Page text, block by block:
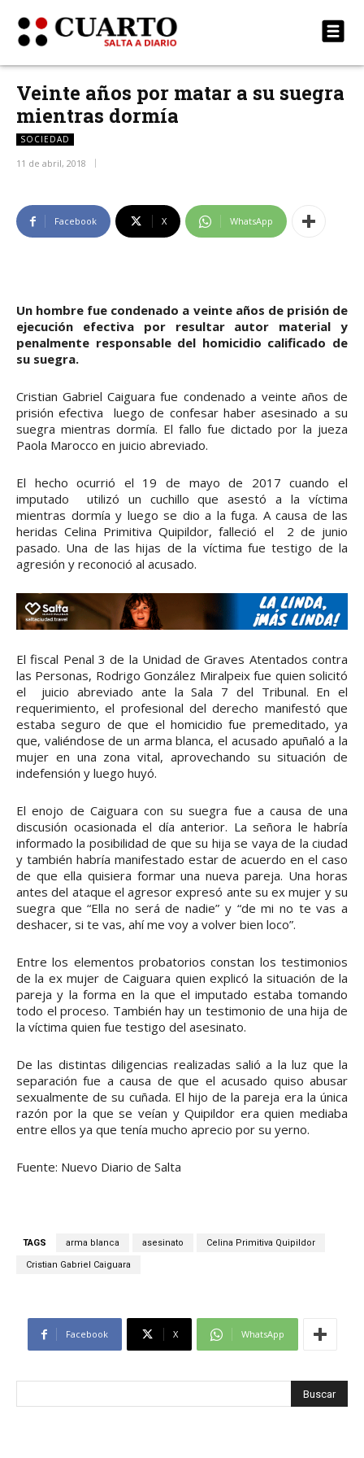
Veinte años por matar a su suegra
mientras dormía
SOCIEDAD
11 de abril, 2018
Facebook X WhatsApp
Un hombre fue condenado a veinte años de prisión de
ejecución efectiva por resultar autor material y
penalmente responsable del homicidio calificado de
su suegra.
Cristian Gabriel Caiguara fue condenado a veinte años de
prisión efectiva luego de confesar haber asesinado a su
suegra mientras dormía. El fallo fue dictado por la jueza
Paola Marocco en juicio abreviado.
El hecho ocurrió el 19 de mayo de 2017 cuando el
imputado utilizó un cuchillo que asestó a la víctima
mientras dormía y luego se dio a la fuga. A causa de las
heridas Celina Primitiva Quipildor, falleció el 2 de junio
pasado. Una de las hijas de la víctima fue testigo de la
agresión y reconoció al acusado.
El fiscal Penal 3 de la Unidad de Graves Atentados contra
las Personas, Rodrigo González Miralpeix fue quien solicitó
el juicio abreviado ante la Sala 7 del Tribunal. En el
requerimiento, el profesional del derecho manifestó que
estaba seguro de que el homicidio fue premeditado, ya
que, valiéndose de un arma blanca, el acusado apuñaló a la
mujer en una zona vital, aprovechando su situación de
indefensión y luego huyó.
El enojo de Caiguara con su suegra fue a causa de una
discusión ocasionada el día anterior. La señora le habría
informado la posibilidad de que su hija se vaya de la ciudad
y también habría manifestado estar de acuerdo en el caso
de que ella quisiera formar una nueva pareja. Una horas
antes del ataque el agresor expresó ante su ex mujer y su
suegra que “Ella no será de nadie” y “de mi no te vas a
deshacer, si te vas, ahí me voy a volver bien loco”.
Entre los elementos probatorios constan los testimonios
de la ex mujer de Caiguara quien explicó la situación de la
pareja y la forma en la que el imputado estaba tomando
todo el proceso. También hay un testimonio de una hija de
la víctima quien fue testigo del asesinato.
De las distintas diligencias realizadas salió a la luz que la
separación fue a causa de que el acusado quiso abusar
sexualmente de su cuñada. El hijo de la pareja era la única
razón por la que se veían y Quipildor era quien mediaba
entre ellos ya que tenía mucho aprecio por su yerno.
Fuente: Nuevo Diario de Salta
TAGS arma blanca asesinato Celina Primitiva Quipildor
Cristian Gabriel Caiguara
Facebook X WhatsApp